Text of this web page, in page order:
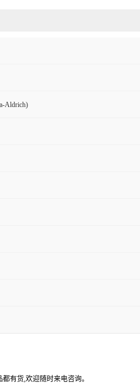
Aldrich)
有货,欢迎随时来电咨询。